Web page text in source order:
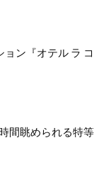
ン『オテル ラ コ
間眺められる特等